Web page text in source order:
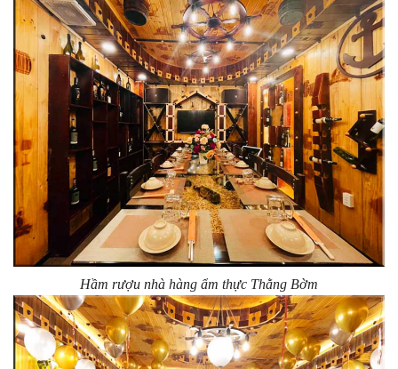
Hầm rượu nhà hàng ẩm thực Thằng Bờm